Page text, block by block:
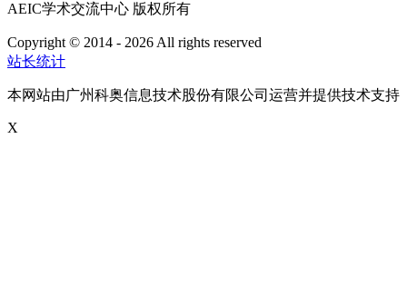
AEIC学术交流中心 版权所有
Copyright © 2014 - 2026 All rights reserved
站长统计
本网站由广州科奥信息技术股份有限公司运营并提供技术支持
X